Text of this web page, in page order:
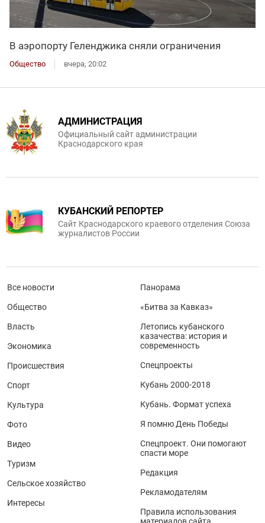
В аэропорту Геленджика сняли ограничения
Общество вчера, 20:02
АДМИНИСТРАЦИЯ
Официальный сайт администрации
Краснодарского края
КУБАНСКИЙ РЕПОРТЕР
Сайт Краснодарского краевого отделения Союза
журналистов России
Все новости
Общество
Власть
Экономика
Происшествия
Спорт
Культура
Фото
Видео
Туризм
Сельское хозяйство
Интересы
Панорама
«Битва за Кавказ»
Летопись кубанского
казачества: история и
современность
Спецпроекты
Кубань 2000-2018
Кубань. Формат успеха
Я помню День Победы
Спецпроект. Они помогают
спасти море
Редакция
Рекламодателям
Правила использования
материалов сайта